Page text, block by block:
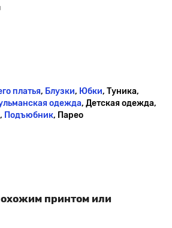
платья, Блузки, Юбки, Туника,
одежда, Детская одежда,
Подъюбник, Парео
принтом или